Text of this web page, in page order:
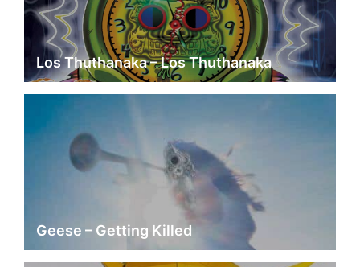
Los Thuthanaka – Los Thuthanaka
Geese – Getting Killed